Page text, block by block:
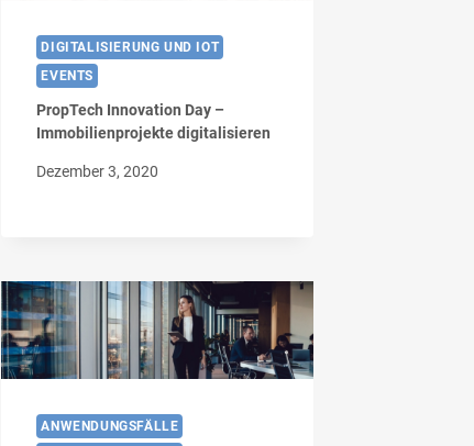
DIGITALISIERUNG UND IOT
EVENTS
PropTech Innovation Day –
Immobilienprojekte digitalisieren
Dezember 3, 2020
ANWENDUNGSFÄLLE